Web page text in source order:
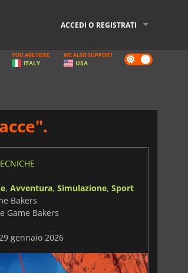
ACCEDI O REGISTRATI
Dark
mode
YOU ARE HERE
ITALY
WE ALSO SUPPORT
USA
, Avventura, Simulazione, Sport
Bakers
Game Bakers
gennaio 2026